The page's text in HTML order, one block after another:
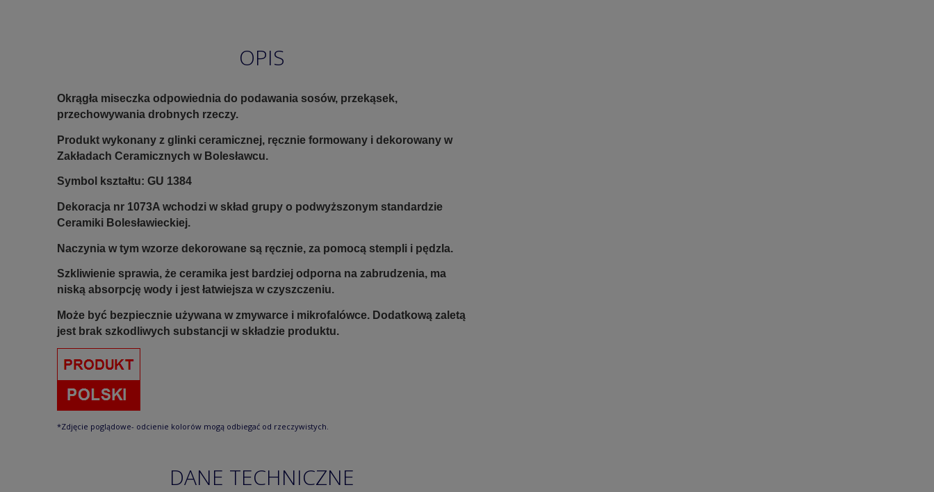
OPIS
Okrągła miseczka odpowiednia do podawania sosów, przekąsek,
przechowywania drobnych rzeczy.
Produkt wykonany z glinki ceramicznej, ręcznie formowany i dekorowany w
Zakładach Ceramicznych w Bolesławcu.
Symbol kształtu: GU 1384
Dekoracja nr 1073A wchodzi w skład grupy o podwyższonym standardzie
Ceramiki Bolesławieckiej.
Naczynia w tym wzorze dekorowane są ręcznie, za pomocą stempli i pędzla.
Szkliwienie sprawia, że ceramika jest bardziej odporna na zabrudzenia, ma
niską absorpcję wody i jest łatwiejsza w czyszczeniu.
Może być bezpiecznie używana w zmywarce i mikrofalówce. Dodatkową zaletą
jest brak szkodliwych substancji w składzie produktu.
*Zdjęcie poglądowe- odcienie kolorów mogą odbiegać od rzeczywistych.
DANE TECHNICZNE